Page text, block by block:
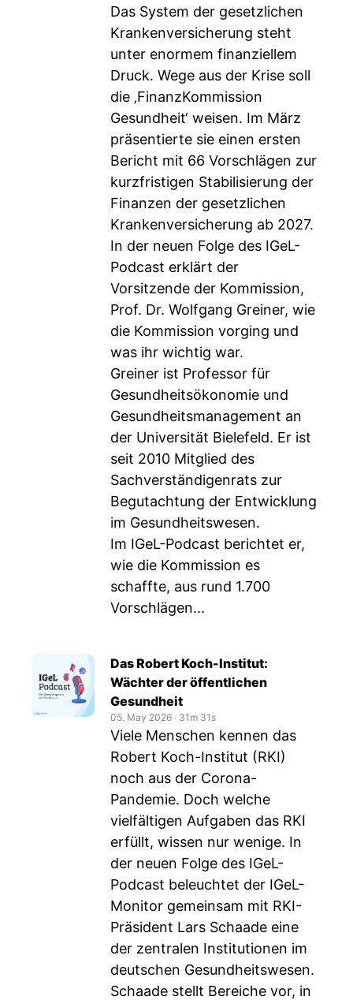
Das System der gesetzlichen
Krankenversicherung steht
unter enormem finanziellem
Druck. Wege aus der Krise soll
die ‚FinanzKommission
Gesundheit‘ weisen. Im März
präsentierte sie einen ersten
Bericht mit 66 Vorschlägen zur
kurzfristigen Stabilisierung der
Finanzen der gesetzlichen
Krankenversicherung ab 2027.
In der neuen Folge des IGeL-
Podcast erklärt der
Vorsitzende der Kommission,
Prof. Dr. Wolfgang Greiner, wie
die Kommission vorging und
was ihr wichtig war.
Greiner ist Professor für
Gesundheitsökonomie und
Gesundheitsmanagement an
der Universität Bielefeld. Er ist
seit 2010 Mitglied des
Sachverständigenrats zur
Begutachtung der Entwicklung
im Gesundheitswesen.
Im IGeL-Podcast berichtet er,
wie die Kommission es
schaffte, aus rund 1.700
Vorschlägen...
Das Robert Koch-Institut:
Wächter der öffentlichen
Gesundheit
05. May 2026 ‧ 31m 31s
Viele Menschen kennen das
Robert Koch-Institut (RKI)
noch aus der Corona-
Pandemie. Doch welche
vielfältigen Aufgaben das RKI
erfüllt, wissen nur wenige. In
der neuen Folge des IGeL-
Podcast beleuchtet der IGeL-
Monitor gemeinsam mit RKI-
Präsident Lars Schaade eine
der zentralen Institutionen im
deutschen Gesundheitswesen.
Schaade stellt Bereiche vor, in